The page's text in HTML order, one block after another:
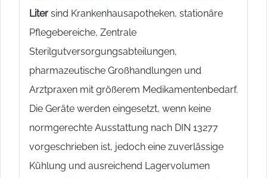
Liter sind Krankenhausapotheken, stationäre
Pflegebereiche, Zentrale
Sterilgutversorgungsabteilungen,
pharmazeutische Großhandlungen und
Arztpraxen mit größerem Medikamentenbedarf.
Die Geräte werden eingesetzt, wenn keine
normgerechte Ausstattung nach DIN 13277
vorgeschrieben ist, jedoch eine zuverlässige
Kühlung und ausreichend Lagervolumen